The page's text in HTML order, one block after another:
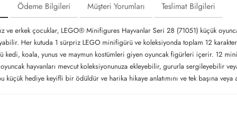
Ödeme Bilgileri Müşteri Yorumları Teslimat Bilgileri
ve erkek çocuklar, LEGO® Minifigures Hayvanlar Seri 28 (71051) küçük
Her kutuda 1 sürpriz LEGO minifigürü ve koleksiyonda toplam 12
kedi, koala, yunus ve maymun kostümleri giyen oyuncak figürleri içerir. 12
hayvanları mevcut koleksiyonunuza ekleyebilir, gururla sergileyebilir
küçük hediye keyifli bir ödüldür ve harika hikaye anlatımını ve tek başına